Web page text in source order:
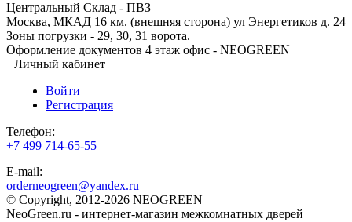
Центральный Склад - ПВЗ
Москва, МКАД 16 км. (внешняя сторона) ул Энергетиков д. 24
Зоны погрузки - 29, 30, 31 ворота.
Оформление документов 4 этаж офис - NEOGREEN
Личный кабинет
Войти
Регистрация
Телефон:
+7 499 714-65-55
E-mail:
orderneogreen@yandex.ru
© Copyright, 2012-2026 NEOGREEN
NeoGreen.ru - интернет-магазин межкомнатных дверей